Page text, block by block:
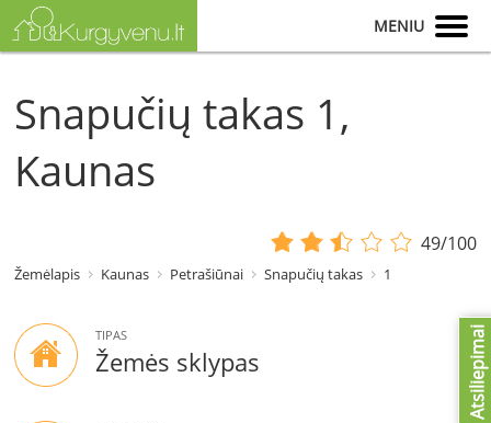
MENIU
Snapučių takas 1,
Kaunas
49/100
Žemėlapis Kaunas Petrašiūnai Snapučių takas 1
TIPAS
Žemės sklypas Atsiliepimai